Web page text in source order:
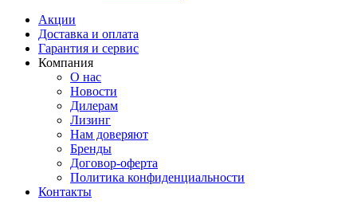
Акции
Доставка и оплата
Гарантия и сервис
Компания
О нас
Новости
Дилерам
Лизинг
Нам доверяют
Бренды
Договор-оферта
Политика конфиденциальности
Контакты